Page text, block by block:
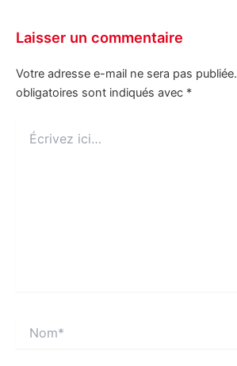
Laisser un commentaire
Votre adresse e-mail ne sera pas publiée.
obligatoires sont indiqués avec *
ici…